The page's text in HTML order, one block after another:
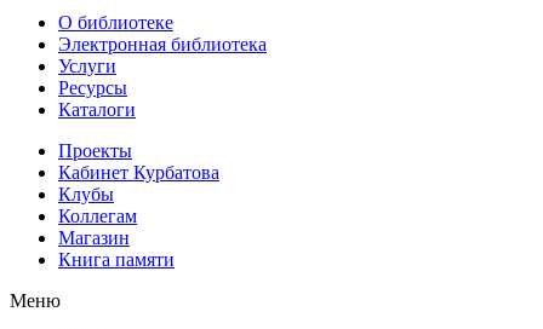
О библиотеке
Электронная библиотека
Услуги
Ресурсы
Каталоги
Проекты
Кабинет Курбатова
Клубы
Коллегам
Магазин
Книга памяти
Меню